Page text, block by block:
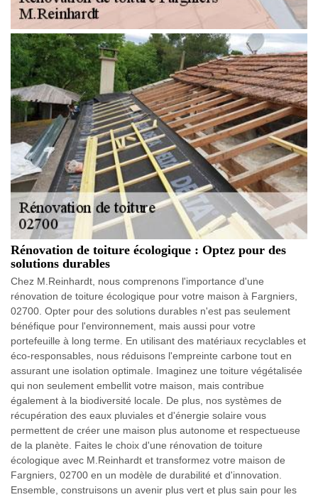
Rénovation de toiture écologique : Optez pour des
solutions durables
Chez M.Reinhardt, nous comprenons l'importance d'une
rénovation de toiture écologique pour votre maison à Fargniers,
02700. Opter pour des solutions durables n'est pas seulement
bénéfique pour l'environnement, mais aussi pour votre
portefeuille à long terme. En utilisant des matériaux recyclables et
éco-responsables, nous réduisons l'empreinte carbone tout en
assurant une isolation optimale. Imaginez une toiture végétalisée
qui non seulement embellit votre maison, mais contribue
également à la biodiversité locale. De plus, nos systèmes de
récupération des eaux pluviales et d'énergie solaire vous
permettent de créer une maison plus autonome et respectueuse
de la planète. Faites le choix d'une rénovation de toiture
écologique avec M.Reinhardt et transformez votre maison de
Fargniers, 02700 en un modèle de durabilité et d'innovation.
Ensemble, construisons un avenir plus vert et plus sain pour les